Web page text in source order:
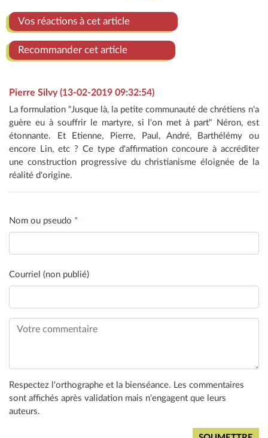
Vos réactions à cet article
Recommander cet article
Pierre Silvy (13-02-2019 09:32:54)
La formulation "Jusque là, la petite communauté de chrétiens n'a
guère eu à souffrir le martyre, si l'on met à part" Néron, est
étonnante. Et Etienne, Pierre, Paul, André, Barthélémy ou
encore Lin, etc ? Ce type d'affirmation concoure à accréditer
une construction progressive du christianisme éloignée de la
réalité d'origine.
Nom ou pseudo *
Courriel (non publié)
Respectez l'orthographe et la bienséance. Les commentaires
sont affichés après validation mais n'engagent que leurs
auteurs.